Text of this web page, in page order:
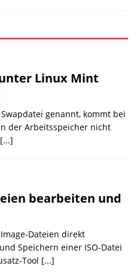
Linux Mint
genannt, kommt bei
der Arbeitsspeicher nicht
[...]
bearbeiten und
Dateien direkt
Speichern einer ISO-Datei
Tool [...]